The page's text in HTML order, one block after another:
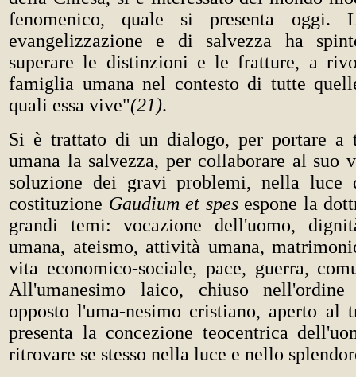
fenomenico, quale si presenta oggi.
evangelizzazione e di salvezza ha
superare le distinzioni e le fratture, a
famiglia umana nel contesto di tutte
quali essa vive"(21).
Si è trattato di un dialogo, per portare a
umana la salvezza, per collaborare al suo
soluzione dei gravi problemi, nella luce
costituzione Gaudium et spesespone la
grandi temi: vocazione dell'uomo,
umana, ateismo, attività umana,
vita economico-sociale, pace, guerra,
All'umanesimo laico, chiuso nell'ordine
opposto l'uma-nesimo cristiano, aperto al
presenta la concezione teocentrica
ritrovare se stesso nella luce e nello